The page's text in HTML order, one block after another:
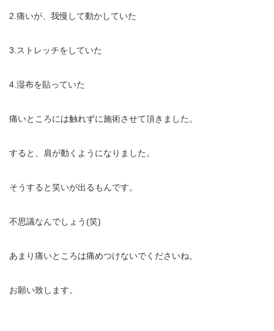
2.痛いが、我慢して動かしていた
3.ストレッチをしていた
4.湿布を貼っていた
痛いところには触れずに施術させて頂きました。
すると、肩が動くようになりました。
そうすると笑いが出るもんです。
不思議なんでしょう(笑)
あまり痛いところは痛めつけないでくださいね。
お願い致します。